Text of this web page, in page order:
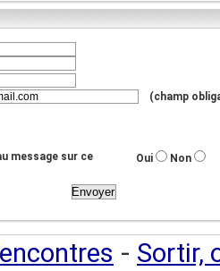
(champ
message sur ce
Oui Non
- Sortir,